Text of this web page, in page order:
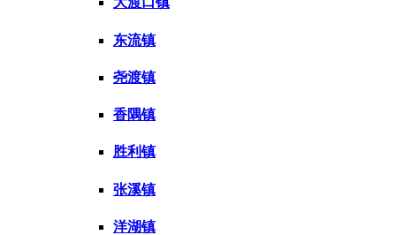
东流镇
尧渡镇
香隅镇
胜利镇
张溪镇
洋湖镇